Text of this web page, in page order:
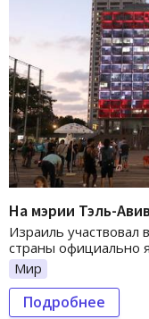
На мэрии Тэль-
Израиль участвовал
страны официально
Мир
Подробнее